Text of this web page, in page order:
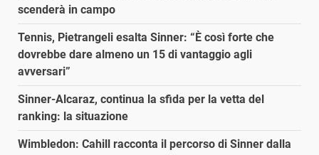
scenderà in campo
Tennis, Pietrangeli esalta Sinner: “È così forte che
dovrebbe dare almeno un 15 di vantaggio agli
avversari”
Sinner-Alcaraz, continua la sfida per la vetta del
ranking: la situazione
Wimbledon: Cahill racconta il percorso di Sinner dalla